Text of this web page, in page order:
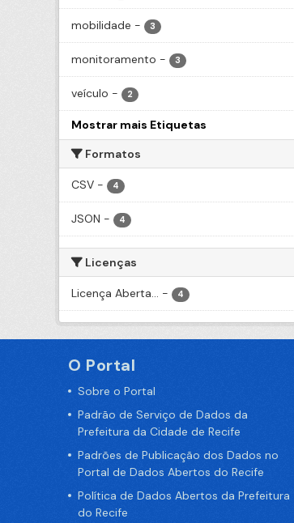
mobilidade - 3
monitoramento - 3
veículo - 2
Mostrar mais Etiquetas
Formatos
CSV - 4
JSON - 4
Licenças
Licença Aberta... - 4
O Portal
Sobre o Portal
Padrão de Serviço de Dados da
Prefeitura da Cidade de Recife
Padrões de Publicação dos Dados no
Portal de Dados Abertos do Recife
Política de Dados Abertos da Prefeitura
do Recife